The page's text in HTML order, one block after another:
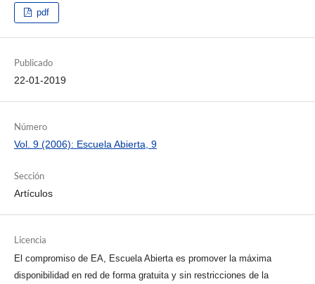
pdf
Publicado
22-01-2019
Número
Vol. 9 (2006): Escuela Abierta, 9
Sección
Artículos
Licencia
El compromiso de EA, Escuela Abierta es promover la máxima
disponibilidad en red de forma gratuita y sin restricciones de la